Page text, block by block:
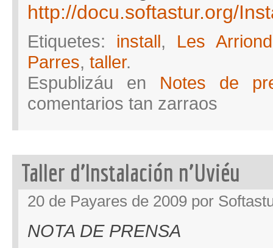
http://docu.softastur.org/
Etiquetes: install, Les
Parres, taller.
Espublizáu en Notes de
comentarios tan zarraos
Taller d’Instalación n’Uviéu
20 de Payares de 2009 por
NOTA DE PRENSA